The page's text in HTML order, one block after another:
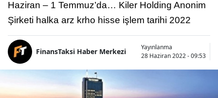
Haziran – 1 Temmuz’da… Kiler Holding Anonim
Şirketi halka arz krho hisse işlem tarihi 2022
FinansTaksi Haber Merkezi
Yayınlanma
28 Haziran 2022 - 09:53